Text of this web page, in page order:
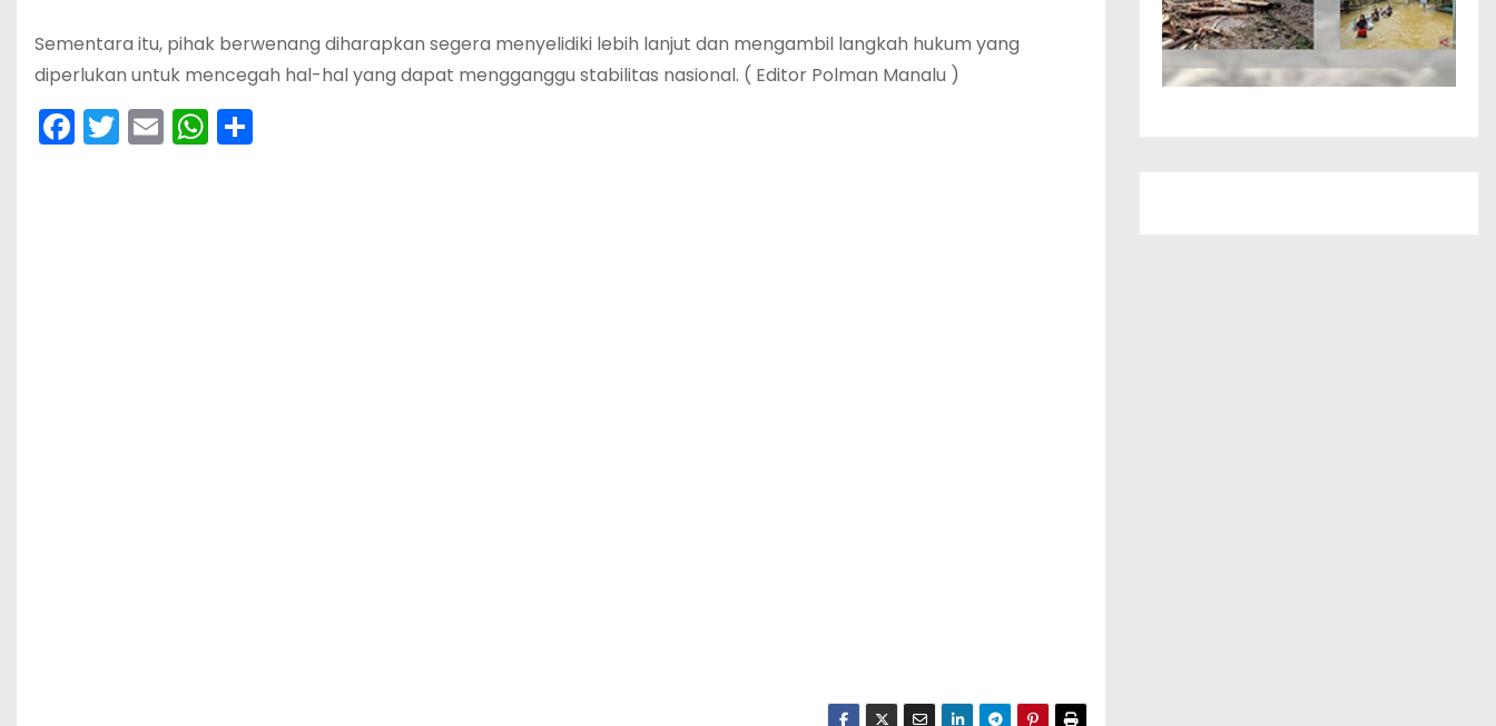
Sementara itu, pihak berwenang diharapkan segera menyelidiki lebih lanjut dan mengambil langkah hukum yang
diperlukan untuk mencegah hal-hal yang dapat mengganggu stabilitas nasional. ( Editor Polman Manalu )
F
a
T
w
E
m
W
h